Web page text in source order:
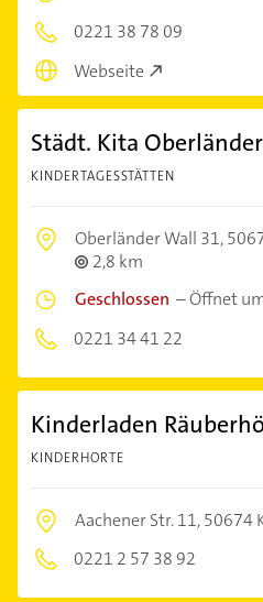
0221 38 78 09
Webseite
Städt. Kita
KINDERTAGESSTÄTTEN
Oberländer Wall 31,
2,8 km
Geschlossen –Öffnet
0221 34 41 22
Kinderladen
KINDERHORTE
Aachener Str. 11,50674
0221 2 57 38 92